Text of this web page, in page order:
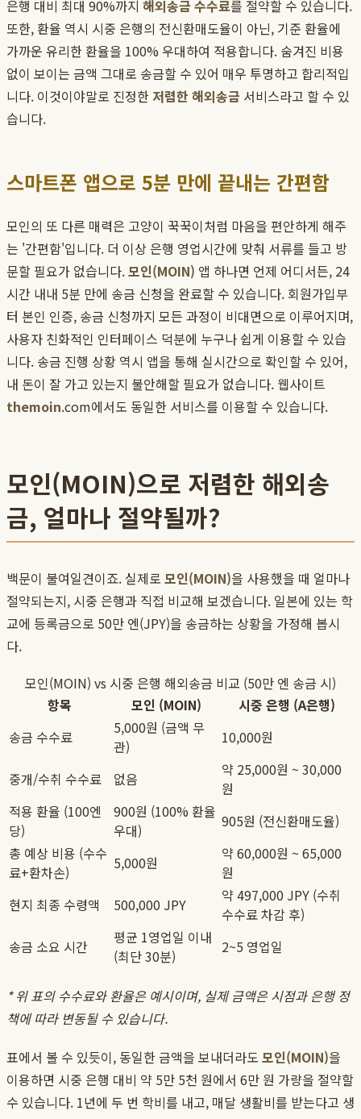
은행 대비 최대 90%까지 해외송금 수수료를 절약할 수 있습니다.
또한, 환율 역시 시중 은행의 전신환매도율이 아닌, 기준 환율에
가까운 유리한 환율을 100% 우대하여 적용합니다. 숨겨진 비용
없이 보이는 금액 그대로 송금할 수 있어 매우 투명하고 합리적입
니다. 이것이야말로 진정한 저렴한 해외송금 서비스라고 할 수 있
습니다.
스마트폰 앱으로 5분 만에 끝내는 간편함
모인의 또 다른 매력은 고양이 꾹꾹이처럼 마음을 편안하게 해주
는 '간편함'입니다. 더 이상 은행 영업시간에 맞춰 서류를 들고 방
문할 필요가 없습니다.모인(MOIN) 앱 하나면 언제 어디서든, 24
시간 내내 5분 만에 송금 신청을 완료할 수 있습니다. 회원가입부
터 본인 인증, 송금 신청까지 모든 과정이 비대면으로 이루어지며,
사용자 친화적인 인터페이스 덕분에 누구나 쉽게 이용할 수 있습
니다. 송금 진행 상황 역시 앱을 통해 실시간으로 확인할 수 있어,
내 돈이 잘 가고 있는지 불안해할 필요가 없습니다. 웹사이트
themoin.com에서도 동일한 서비스를 이용할 수 있습니다.
모인(MOIN)으로 저렴한 해외송
금, 얼마나 절약될까?
백문이 불여일견이죠. 실제로 모인(MOIN)을 사용했을 때 얼마나
절약되는지, 시중 은행과 직접 비교해 보겠습니다. 일본에 있는 학
교에 등록금으로 50만 엔(JPY)을 송금하는 상황을 가정해 봅시
다.
모인(MOIN) vs 시중 은행 해외송금 비교 (50만 엔 송금 시)
항목
모인 (MOIN)
시중 은행 (A은행)
송금 수수료
5,000원 (금액 무
관)
10,000원
중개/수취 수수료 없음
약 25,000원 ~ 30,000
원
적용 환율 (100엔
당)
900원 (100% 환율
우대)
905원 (전신환매도율)
총 예상 비용 (수수
료+환차손)
5,000원
약 60,000원 ~ 65,000
원
현지 최종 수령액
500,000 JPY
약 497,000 JPY (수취
수수료 차감 후)
송금 소요 시간
평균 1영업일 이내
(최단 30분)
2~5 영업일
* 위 표의 수수료와 환율은 예시이며, 실제 금액은 시점과 은행 정
책에 따라 변동될 수 있습니다.
표에서 볼 수 있듯이, 동일한 금액을 보내더라도 모인(MOIN)을
이용하면 시중 은행 대비 약 5만 5천 원에서 6만 원 가량을 절약할
수 있습니다. 1년에 두 번 학비를 내고, 매달 생활비를 받는다고 생